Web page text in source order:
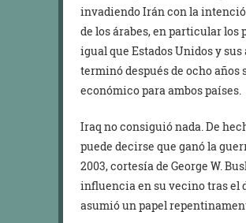
invadiendo Irán con la
de los árabes, en particular los
igual que Estados Unidos y
terminó después de ocho años
económico para ambos países.
Iraq no consiguió nada. De
puede decirse que ganó la
2003, cortesía de George W.
influencia en su vecino tras el
asumió un papel